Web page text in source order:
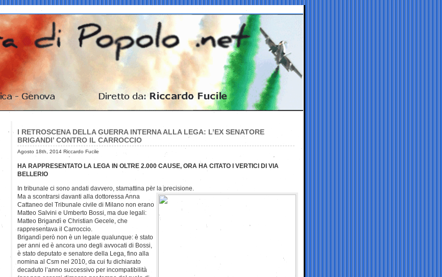
I RETROSCENA DELLA GUERRA INTERNA ALLA LEGA: L’EX SENATORE
BRIGANDI’ CONTRO IL CARROCCIO
Agosto 18th, 2014 Riccardo Fucile
HA RAPPRESENTATO LA LEGA IN OLTRE 2.000 CAUSE, ORA HA CITATO I VERTICI DI VIA
BELLERIO
In tribunale ci sono andati davvero, stamattina per la precisione.
Ma a scontrarsi davanti alla dottoressa Anna
Cattaneo del Tribunale civile di Milano non erano
Matteo Salvini e Umberto Bossi, ma due legali:
Matteo Brigandì e Christian Gecele, che
rappresentava il Carroccio.
Brigandì però non è un legale qualunque: è stato
per anni ed è ancora uno degli avvocati di Bossi,
è stato deputato e senatore della Lega, fino alla
nomina al Csm nel 2010, da cui fu dichiarato
decaduto l’anno successivo per incompatibilità